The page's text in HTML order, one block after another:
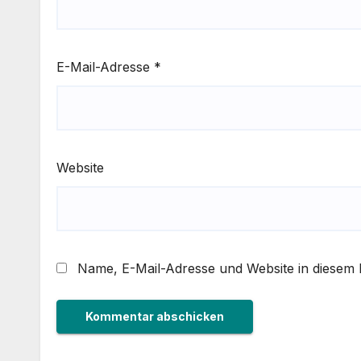
E-Mail-Adresse *
Website
Name, E-Mail-Adresse und Website in